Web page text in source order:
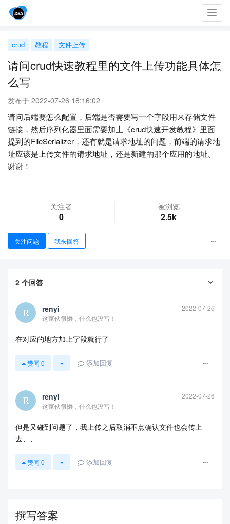
crud 教程 文件上传
请问crud快速教程里的文件上传功能具体怎
么写
发布于 2022-07-26 18:16:02
请问后端要怎么配置，后端是否需要写一个字段用来存储文件
链接，然后序列化器里面需要加上《crud快速开发教程》里面
提到的FileSerializer，还有就是请求地址的问题，前端的请求地
址应该是上传文件的请求地址，还是新建的那个应用的地址。
谢谢！
查看更多
关注者
0
被浏览
2.5k
关注问题 我来回答
2 个回答
renyi
2022-07-26
这家伙很懒，什么也没写！
在对应的地方加上字段就行了
赞同 0 添加回复
renyi
2022-07-26
这家伙很懒，什么也没写！
但是又碰到问题了，我上传之后取消不点确认文件也会传上
去、、
赞同 0 添加回复
撰写答案